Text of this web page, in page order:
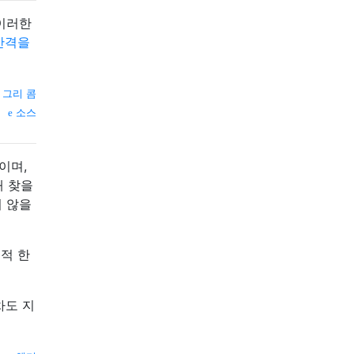
러한
격을
리 콤
소스
며,
찾을
않을
한
도 지